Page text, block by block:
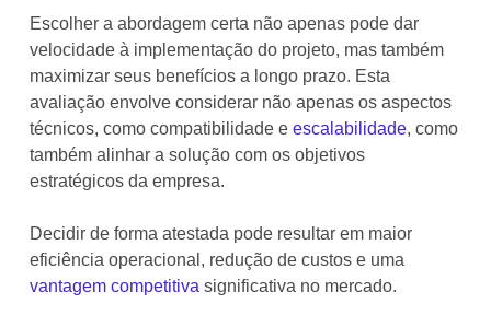
Escolher a abordagem certa não apenas pode dar
velocidade à implementação do projeto, mas também
maximizar seus benefícios a longo prazo. Esta
avaliação envolve considerar não apenas os aspectos
técnicos, como compatibilidade e escalabilidade, como
também alinhar a solução com os objetivos
estratégicos da empresa.
Decidir de forma atestada pode resultar em maior
eficiência operacional, redução de custos e uma
vantagem competitiva significativa no mercado.